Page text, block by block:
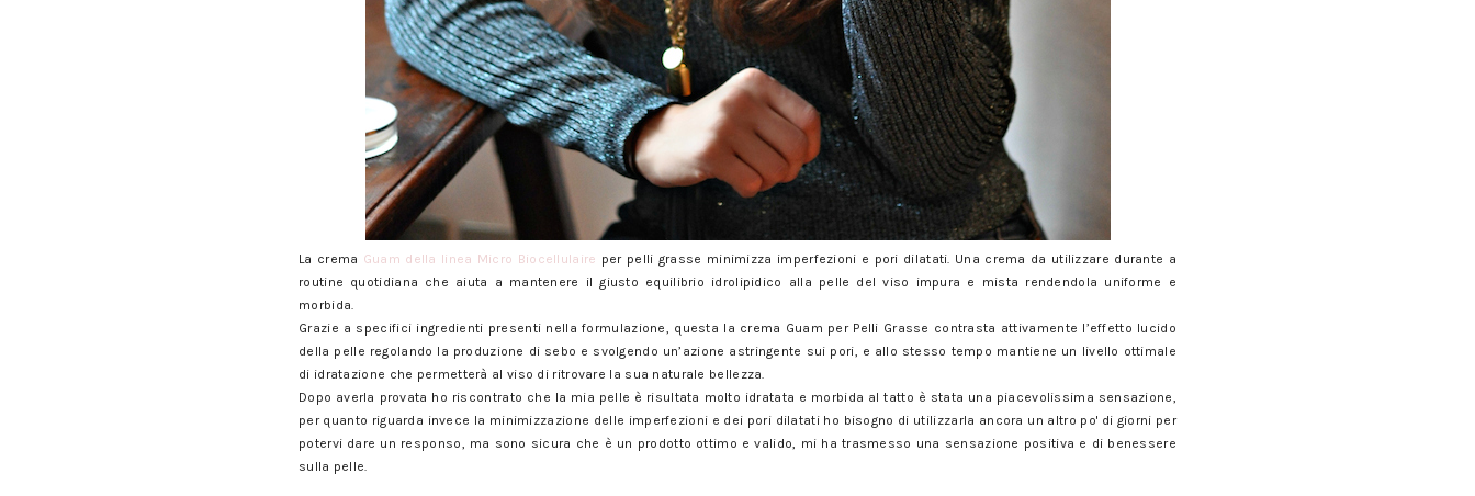
La crema Guam della linea Micro Biocellulaire per pelli grasse minimizza imperfezioni e pori dilatati. Una crema da utilizzare durante a
routine quotidiana che aiuta a mantenere il giusto equilibrio idrolipidico alla pelle del viso impura e mista rendendola uniforme e
morbida.
Grazie a specifici ingredienti presenti nella formulazione, questa la crema Guam per Pelli Grasse contrasta attivamente l’effetto lucido
della pelle regolando la produzione di sebo e svolgendo un’azione astringente sui pori, e allo stesso tempo mantiene un livello ottimale
di idratazione che permetterà al viso di ritrovare la sua naturale bellezza.
Dopo averla provata ho riscontrato che la mia pelle è risultata molto idratata e morbida al tatto è stata una piacevolissima sensazione,
per quanto riguarda invece la minimizzazione delle imperfezioni e dei pori dilatati ho bisogno di utilizzarla ancora un altro po' di giorni per
potervi dare un responso, ma sono sicura che è un prodotto ottimo e valido, mi ha trasmesso una sensazione positiva e di benessere
sulla pelle.